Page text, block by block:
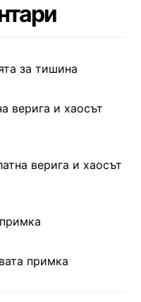
за тишина
верига и хаосът
верига и хаосът
примка